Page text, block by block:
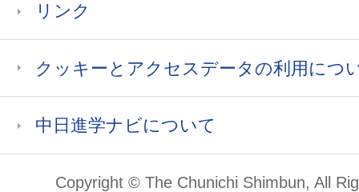
リンク
クッキーとアクセスデータの利用につ
中日進学ナビについて
Copyright © The Chunichi Shimbun, All